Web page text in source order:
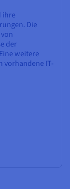
ihre
Die
der
weitere
vorhandene IT-